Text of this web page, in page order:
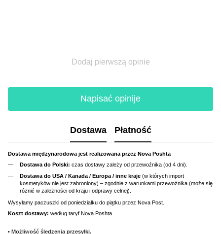
Dodaj pierwszą opinie
Napisać opinije
Dostawa Płatność
Dostawa międzynarodowa jest realizowana przez Nova Poshta
Dostawa do Polski: czas dostawy zależy od przewoźnika (od 4 dni).
Dostawa do USA / Kanada / Europa / inne kraje (w których import
kosmetyków nie jest zabroniony) – zgodnie z warunkami przewoźnika (może się
różnić w zależności od kraju i odprawy celnej).
Wysyłamy paczuszki od poniedziałku do piątku przez Nova Post.
Koszt dostawy: według taryf Nova Poshta.
• Możliwość śledzenia przesyłki.